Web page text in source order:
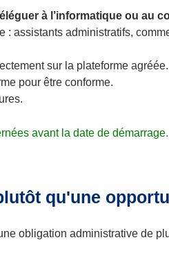
à l’informatique ou au
assistants administratifs,
sur la plateforme agréée.
pour être conforme.
avant la date de
qu'une
obligation administrative de